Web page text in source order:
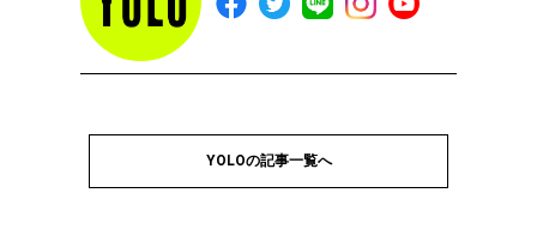
YOLOの記事一覧へ